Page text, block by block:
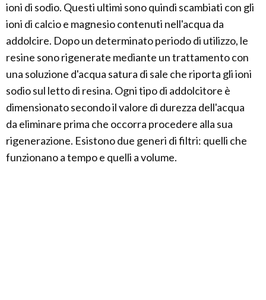
ioni di sodio. Questi ultimi sono quindi scambiati con gli
ioni di calcio e magnesio contenuti nell'acqua da
addolcire. Dopo un determinato periodo di utilizzo, le
resine sono rigenerate mediante un trattamento con
una soluzione d'acqua satura di sale che riporta gli ioni
sodio sul letto di resina. Ogni tipo di addolcitore è
dimensionato secondo il valore di durezza dell'acqua
da eliminare prima che occorra procedere alla sua
rigenerazione. Esistono due generi di filtri: quelli che
funzionano a tempo e quelli a volume.